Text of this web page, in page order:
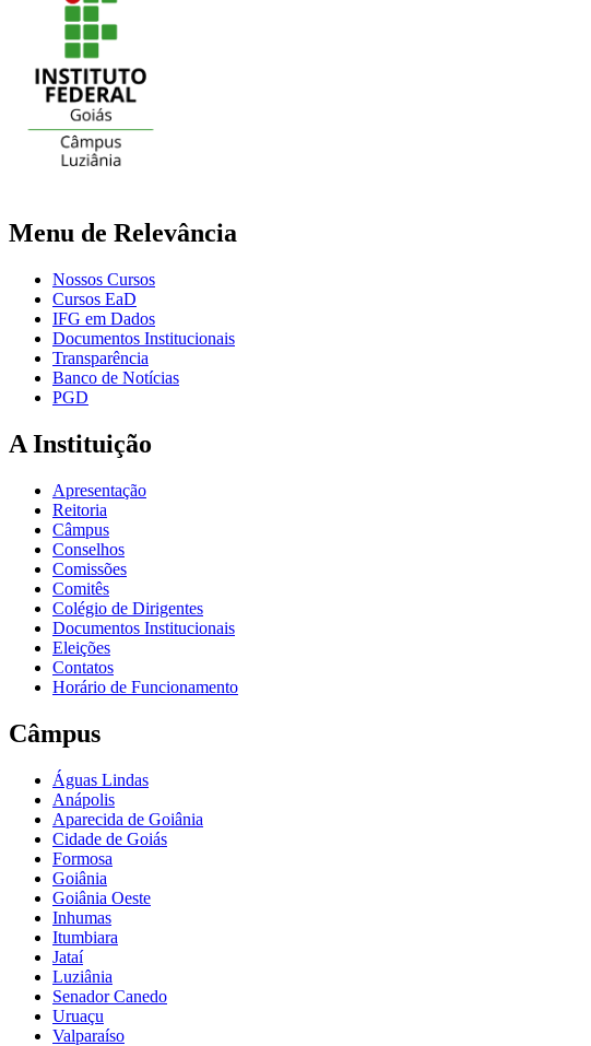
Menu de Relevância
Nossos Cursos
Cursos EaD
IFG em Dados
Documentos Institucionais
Transparência
Banco de Notícias
PGD
A Instituição
Apresentação
Reitoria
Câmpus
Conselhos
Comissões
Comitês
Colégio de Dirigentes
Documentos Institucionais
Eleições
Contatos
Horário de Funcionamento
Câmpus
Águas Lindas
Anápolis
Aparecida de Goiânia
Cidade de Goiás
Formosa
Goiânia
Goiânia Oeste
Inhumas
Itumbiara
Jataí
Luziânia
Senador Canedo
Uruaçu
Valparaíso